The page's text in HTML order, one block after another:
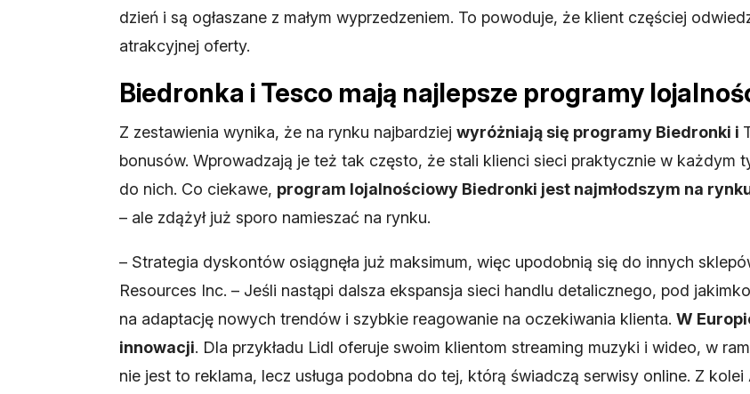
dzień i są ogłaszane z małym wyprzedzeniem. To powoduje, że klient częściej
atrakcyjnej oferty.
Biedronka i Tesco mają najlepsze programy
Z zestawienia wynika, że na rynku najbardziejwyróżniają się programy Biedronki i
bonusów. Wprowadzają je też tak często, że stali klienci sieci praktycznie w każdym
do nich. Co ciekawe, program lojalnościowy Biedronki jest najmłodszym na
– ale zdążył już sporo namieszać na rynku.
– Strategia dyskontów osiągnęła już maksimum, więc upodobnią się do innych
Resources Inc. – Jeśli nastąpi dalsza ekspansja sieci handlu detalicznego, pod
na adaptację nowych trendów i szybkie reagowanie na oczekiwania klienta.W
innowacji. Dla przykładu Lidl oferuje swoim klientom streaming muzyki i wideo, w
nie jest to reklama, lecz usługa podobna do tej, którą świadczą serwisy online. Z